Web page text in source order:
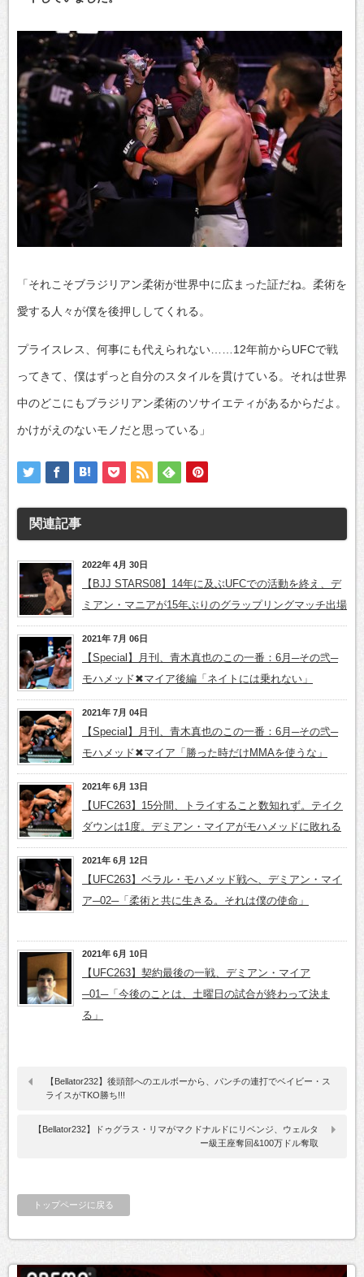
「それこそブラジリアン柔術が世界中に広まった証だね。柔術を
愛する人々が僕を後押ししてくれる。
プライスレス、何事にも代えられない……12年前からUFCで戦
ってきて、僕はずっと自分のスタイルを貫けている。それは世界
中のどこにもブラジリアン柔術のソサイエティがあるからだよ。
かけがえのないモノだと思っている」
関連記事
2022年 4月 30日
【BJJ STARS08】14年に及ぶUFCでの活動を終え、デ
ミアン・マニアが15年ぶりのグラップリングマッチ出場
2021年 7月 06日
【Special】月刊、青木真也のこの一番：6月─その弐─
モハメッド✖マイア後編「ネイトには乗れない」
2021年 7月 04日
【Special】月刊、青木真也のこの一番：6月─その弐─
モハメッド✖マイア「勝った時だけMMAを使うな」
2021年 6月 13日
【UFC263】15分間、トライすること数知れず。テイク
ダウンは1度。デミアン・マイアがモハメッドに敗れる
2021年 6月 12日
【UFC263】ベラル・モハメッド戦へ、デミアン・マイ
ア─02─「柔術と共に生きる。それは僕の使命」
2021年 6月 10日
【UFC263】契約最後の一戦、デミアン・マイア
─01─「今後のことは、土曜日の試合が終わって決ま
る」
【Bellator232】後頭部へのエルボーから、パンチの連打でベイビー・ス
ライスがTKO勝ち!!!
【Bellator232】ドゥグラス・リマがマクドナルドにリベンジ、ウェルタ
ー級王座奪回&100万ドル奪取
トップページに戻る